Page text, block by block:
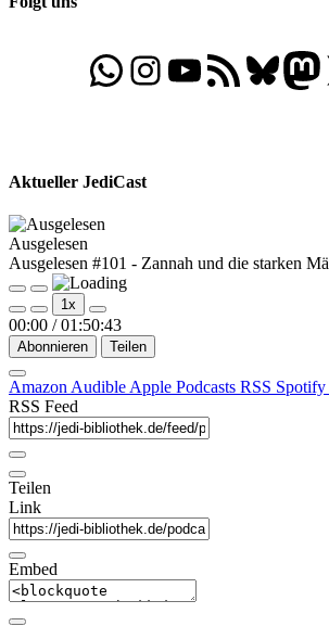
WhatsApp
Folgt uns auf Instagram
Besucht unseren YouTube-Kanal
RSS-FeedFolgt
Aktueller JediCast
Ausgelesen
Ausgelesen #101 - Zannah und die starken
Play
Episode
Pause
Episode
1x
00:00 / 01:50:43
Abonnieren Teilen
Amazon Audible Apple Podcasts RSS Spotify
RSS Feed
Teilen
Link
Embed